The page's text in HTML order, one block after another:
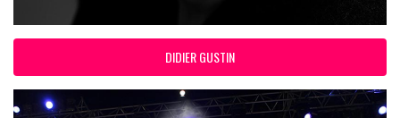
DIDIER GUSTIN